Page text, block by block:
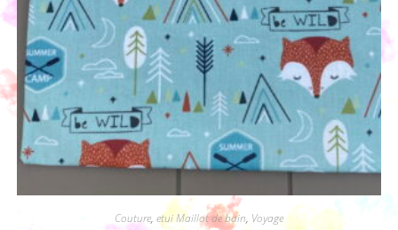
Couture, etui Maillot de bain, Voyage